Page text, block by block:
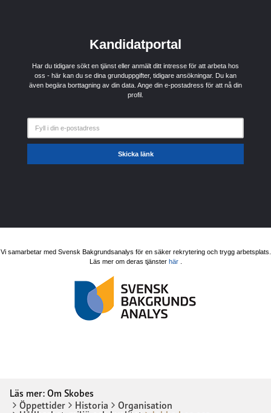
Läs mer: Om Skobes
Öppettider
Historia
Organisation